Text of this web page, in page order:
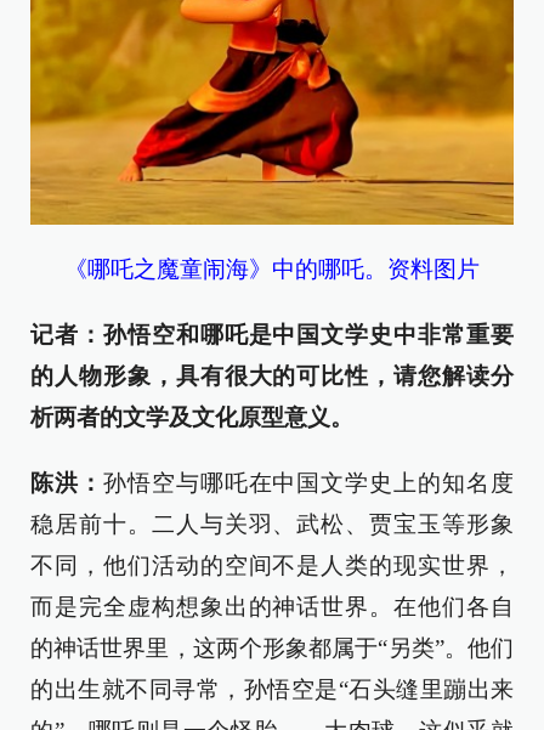
《哪吒之魔童闹海》中的哪吒。资料图片
记者：孙悟空和哪吒是中国文学史中非常重要
的人物形象，具有很大的可比性，请您解读分
析两者的文学及文化原型意义。
陈洪： 孙悟空与哪吒在中国文学史上的知名度
稳居前十。二人与关羽、武松、贾宝玉等形象
不同，他们活动的空间不是人类的现实世界，
而是完全虚构想象出的神话世界。在他们各自
的神话世界里，这两个形象都属于“另类”。他们
的出生就不同寻常，孙悟空是“石头缝里蹦出来